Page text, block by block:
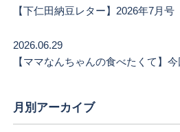
【下仁田納豆レター】2026年7月号
【ママなんちゃんの食べたくて】
2026.06.29
月別アーカイブ